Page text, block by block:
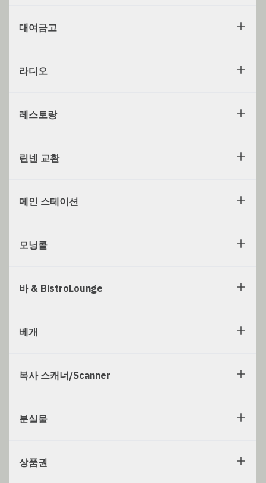
대여금고
라디오
레스토랑
린넨 교환
메인 스테이션
모닝콜
바 & BistroLounge
베개
복사 스캐너/Scanner
분실물
상품권